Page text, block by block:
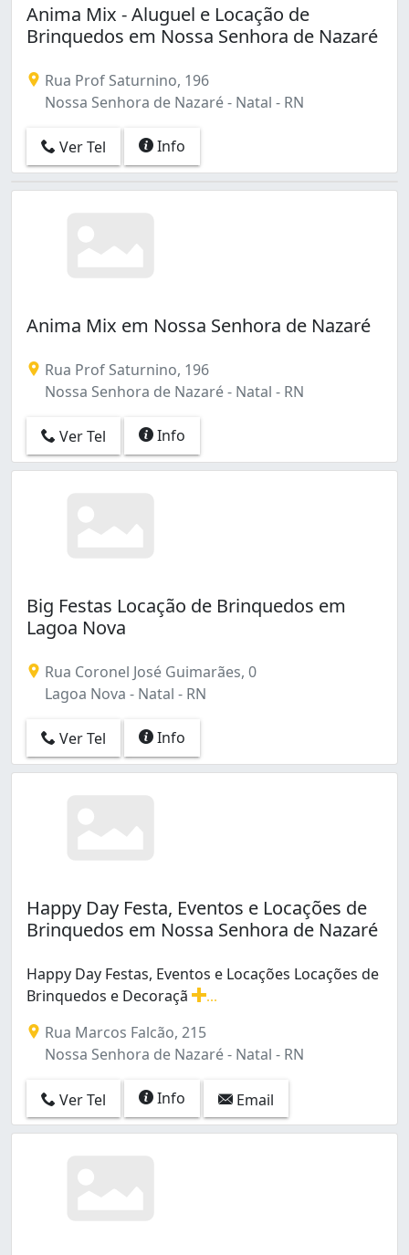
Anima Mix - Aluguel e Locação de
Brinquedos em Nossa Senhora de Nazaré
Rua Prof Saturnino, 196
Nossa Senhora de Nazaré - Natal - RN
Ver Tel Info
Anima Mix em Nossa Senhora de Nazaré
Rua Prof Saturnino, 196
Nossa Senhora de Nazaré - Natal - RN
Ver Tel Info
Big Festas Locação de Brinquedos em
Lagoa Nova
Rua Coronel José Guimarães, 0
Lagoa Nova - Natal - RN
Ver Tel Info
Happy Day Festa, Eventos e Locações de
Brinquedos em Nossa Senhora de Nazaré
Happy Day Festas, Eventos e Locações Locações de
Brinquedos e Decoraçã
Rua Marcos Falcão, 215
Nossa Senhora de Nazaré - Natal - RN
Ver Tel Info Email